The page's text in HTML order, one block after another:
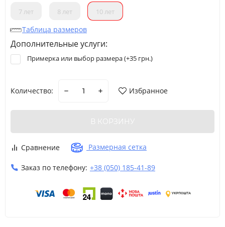
7 лет 8 лет 10 лет
Таблица размеров
Дополнительные услуги:
Примерка или выбор размера (+35 грн.)
Количество: Избранное
В КОРЗИНУ
Сравнение Размерная сетка
Заказ по телефону: +38 (050) 185-41-89